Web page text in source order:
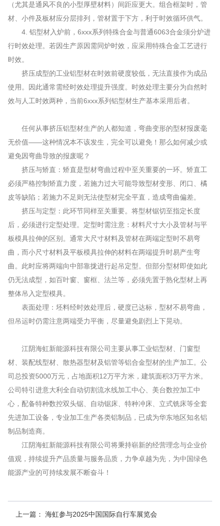
（尤其是通风不良的小型厚壁材料）间距应更大。组合框架时，管
材、小件及板材应分层排列，管材置于下方，利于时效循环供气。
4. 铝型材入炉前，6xxx系列特殊合金与普通6063合金须分炉进
行时效处理。若因生产原因需同炉时效，应采用特殊合金工艺进行
时效。
挤压成型的工业铝型材在时效前硬度较低，无法直接作为成品
使用。因此通常需经时效处理提升强度。时效处理主要分为自然时
效与人工时效两种，当前6xxx系列铝型材生产基本采用后者。
任何从事挤压铝型材生产的人都知道，弯曲变形的型材报废毫
无价值——这种情况本不该发生，完全可以避免！那么如何减少或
避免因弯曲导致的报废呢？
挤压与矫直：矫直是型材弯曲过程中至关重要的一环。矫直工
必须严格控制矫直力度，若施力过大可能导致型材变形、闭口、橘
皮等缺陷；若施力不足则无法使型材完全平直，造成弯曲偏差。
挤压与定型：此环节同样至关重要。将型材锯切至指定长度
后，必须进行定型处理。定型时需注意：材料尺寸大小及管材与平
板模具拉伸的区别。通常大尺寸材料及管材在两端定型时不易弯
曲，而小尺寸材料及平板模具拉伸的材料在两端提升时易产生弯
曲。此时应将两端向中部靠拢进行起吊定型。但部分型材即使如此
仍无法成型，如百叶窗、窗框、法兰等，必须先置于熟化型材上再
整体吊入定型模具。
表面处理：坯料经时效处理后，硬度已达标，型材不易弯曲，
但吊运时仍需注意两端受力平衡，尽量避免剧烈上下晃动。
江阴海虹新能源科技有限公司主要从事工业铝型材、门窗型
材、装配线型材、散热器型材及铝管等铝合金型材的生产加工。公
司总投资5000万元，占地面积12万平方米，建筑面积3万平方米。
公司特引进意大利全自动切割流水线加工中心、美台数控加工中
心，配备特种数控双头锯、自动锯床、特种冲床、立式铣床等全套
先进加工设备，专业加工生产各类铝制品，已成为华东地区知名铝
制品制造商。
江阴海虹新能源科技有限公司将秉持崭新的经营理念与企业价
值观，持续提升产品质量与服务品质，力争卓越为先，为中国绿色
能源产业的可持续发展不断奋斗！
上一篇： 海虹参与2025中国国际自行车展览会